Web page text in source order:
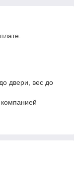
двери, вес до
компанией